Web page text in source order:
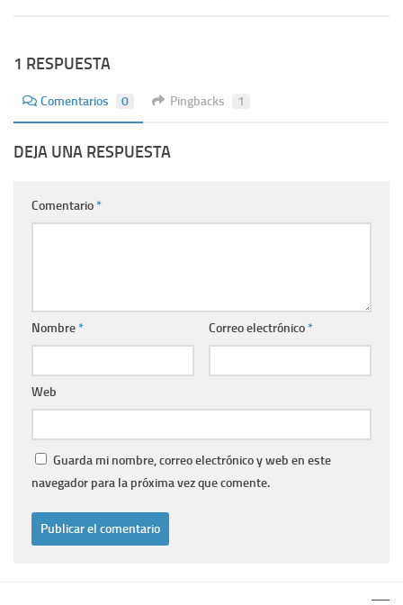
1 RESPUESTA
Comentarios 0 Pingbacks 1
DEJA UNA RESPUESTA
Comentario*
Nombre* Correo electrónico*
Web
Guarda mi nombre, correo electrónico y web en este
navegador para la próxima vez que comente.